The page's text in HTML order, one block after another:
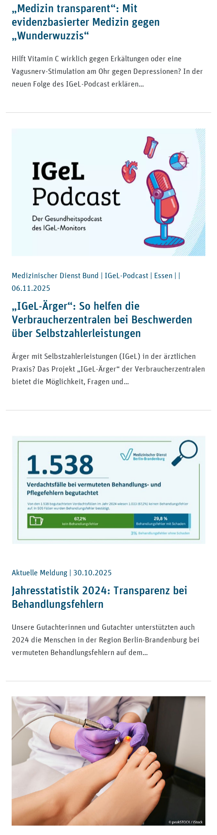
„Medizin transparent“: Mit
evidenzbasierter Medizin gegen
„Wunderwuzzis“
Hilft Vitamin C wirklich gegen Erkältungen oder eine
Vagusnerv-Stimulation am Ohr gegen Depressionen? In der
neuen Folge des IGeL-Podcast erklären…
Medizinischer Dienst Bund | IGeL-Podcast | Essen | |
06.11.2025
„IGeL-Ärger“: So helfen die
Verbraucherzentralen bei Beschwerden
über Selbstzahlerleistungen
Ärger mit Selbstzahlerleistungen (IGeL) in der ärztlichen
Praxis? Das Projekt „IGeL-Ärger“ der Verbraucherzentralen
bietet die Möglichkeit, Fragen und…
Aktuelle Meldung | 30.10.2025
Jahresstatistik 2024: Transparenz bei
Behandlungsfehlern
Unsere Gutachterinnen und Gutachter unterstützten auch
2024 die Menschen in der Region Berlin-Brandenburg bei
vermuteten Behandlungsfehlern auf dem…